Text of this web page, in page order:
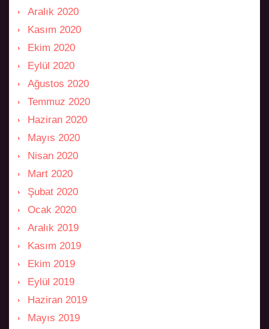
Aralık 2020
Kasım 2020
Ekim 2020
Eylül 2020
Ağustos 2020
Temmuz 2020
Haziran 2020
Mayıs 2020
Nisan 2020
Mart 2020
Şubat 2020
Ocak 2020
Aralık 2019
Kasım 2019
Ekim 2019
Eylül 2019
Haziran 2019
Mayıs 2019